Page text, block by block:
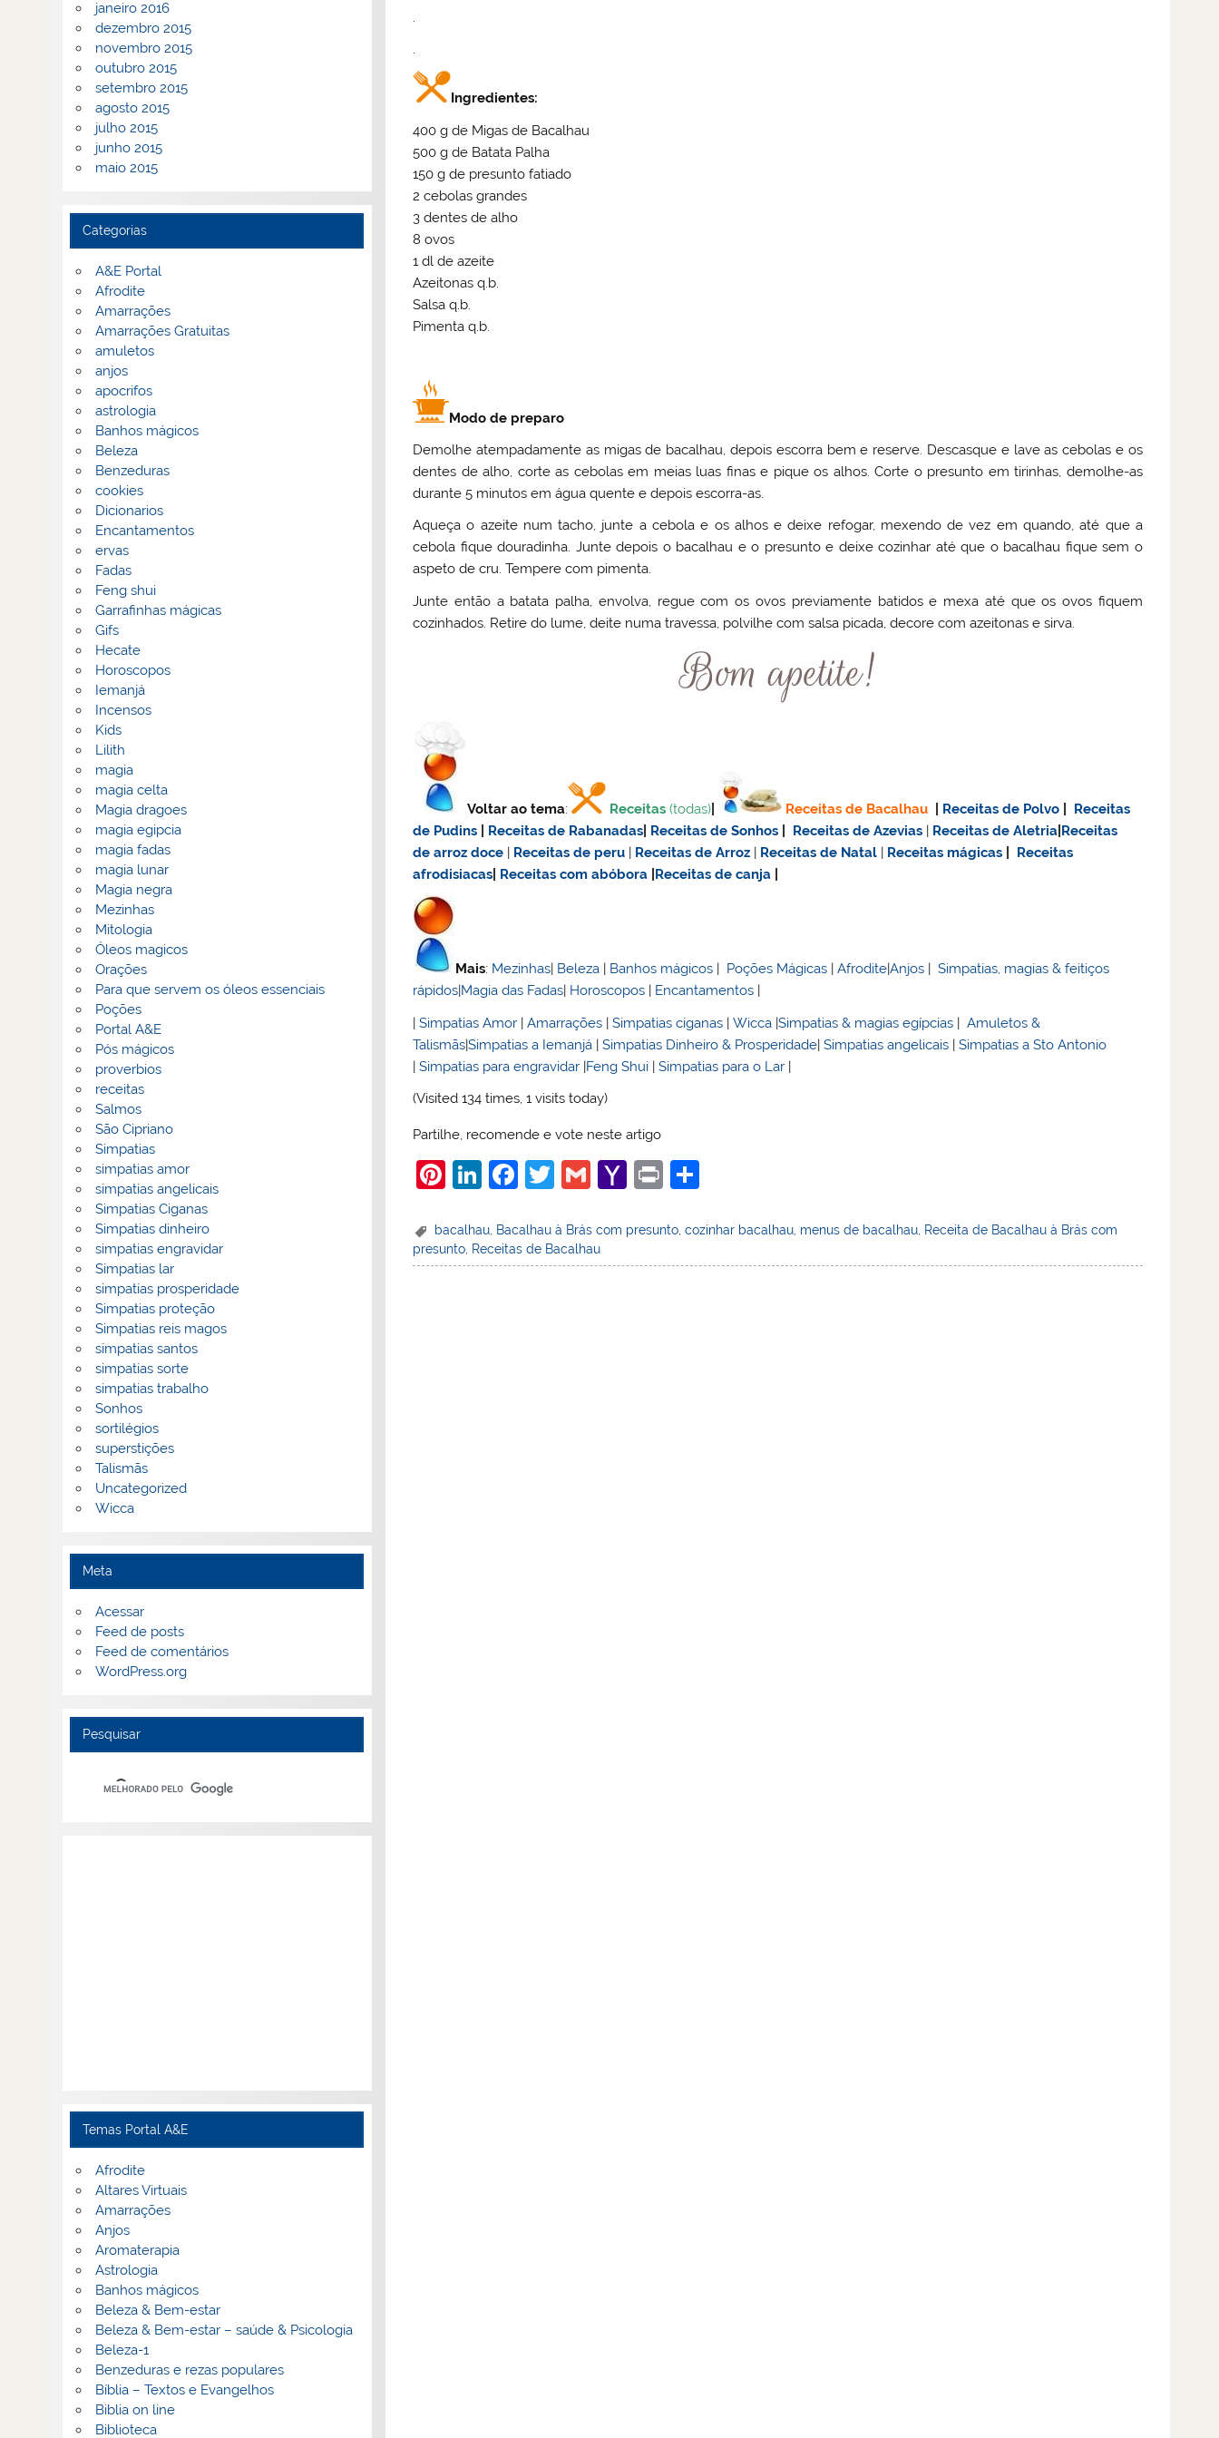
.
Ingredientes:
400 g de Migas de Bacalhau
500 g de Batata Palha
150 g de presunto fatiado
2 cebolas grandes
3 dentes de alho
8 ovos
1 dl de azeite
Azeitonas q.b.
Salsa q.b.
Pimenta q.b.
Modo de preparo
Demolhe atempadamente as migas de bacalhau, depois escorra bem e reserve. Descasque e lave as cebolas e os
dentes de alho, corte as cebolas em meias luas finas e pique os alhos. Corte o presunto em tirinhas, demolhe-as
durante 5 minutos em água quente e depois escorra-as.
Aqueça o azeite num tacho, junte a cebola e os alhos e deixe refogar, mexendo de vez em quando, até que a
cebola fique douradinha. Junte depois o bacalhau e o presunto e deixe cozinhar até que o bacalhau fique sem o
aspeto de cru. Tempere com pimenta.
Junte então a batata palha, envolva, regue com os ovos previamente batidos e mexa até que os ovos fiquem
cozinhados. Retire do lume, deite numa travessa, polvilhe com salsa picada, decore com azeitonas e sirva.
Voltar ao tema: Receitas (todas) Receitas de Bacalhau Receitas de Polvo
Receitas
de Pudins
Receitas de Rabanadas Receitas de Sonhos Receitas de Azevias | Receitas de Aletria Receitas
dearroz doce | Receitas de peru | Receitas de Arroz | Receitas de Natal | Receitas mágicas
Receitas
afrodisiacas Receitas com abóbora Receitas de canja
Mais: Mezinhas Beleza Banhos mágicos Poções Mágicas |Afrodite|Anjos |Simpatias, magias & feitiços
rápidos Magia das Fadas Horoscopos Encantamentos
|Simpatias Amor |Amarrações |Simpatias ciganas |Wicca |Simpatias & magias egípcias |Amuletos &
Talismãs|Simpatias a Iemanjá |Simpatias Dinheiro & Prosperidade|Simpatias angelicais |Simpatias a Sto Antonio
|Simpatias para engravidar |Feng Shui |Simpatias para o Lar |
(Visited 134 times, 1 visits today)
Partilhe, recomende e vote neste artigo
Pi
er
e
Li
k
e
F
c
e
T
itt
er
G
ai
l
Y
h
o
Pr
t
ar
e
bacalhau Bacalhau à Brás com presunto ,cozinhar bacalhau menus de bacalhau Receita de Bacalhau à Brás com
presunto, Receitas de Bacalhau
janeiro 2016
dezembro 2015
novembro 2015
outubro 2015
setembro 2015
agosto 2015
julho 2015
junho 2015
maio 2015
Categorias
A&E Portal
Afrodite
Amarrações
Amarrações Gratuitas
amuletos
anjos
apocrifos
astrologia
Banhos mágicos
Beleza
Benzeduras
cookies
Dicionarios
Encantamentos
ervas
Fadas
Feng shui
Garrafinhas mágicas
Gifs
Hecate
Horoscopos
Iemanjá
Incensos
Kids
Lilith
magia
magia celta
Magia dragoes
magia egipcia
magia fadas
magia lunar
Magia negra
Mezinhas
Mitologia
Óleos magicos
Orações
Para que servem os óleos essenciais
Poções
Portal A&E
Pós mágicos
proverbios
receitas
Salmos
São Cipriano
Simpatias
simpatias amor
simpatias angelicais
Simpatias Ciganas
Simpatias dinheiro
simpatias engravidar
Simpatias lar
simpatias prosperidade
Simpatias proteção
Simpatias reis magos
simpatias santos
simpatias sorte
simpatias trabalho
Sonhos
sortilégios
superstições
Talismãs
Uncategorized
Wicca
Meta
Acessar
Feed de posts
Feed de comentários
WordPress.org
Pesquisar
Temas Portal A&E
Afrodite
Altares Virtuais
Amarrações
Anjos
Aromaterapia
Astrologia
Banhos mágicos
Beleza & Bem-estar
Beleza & Bem-estar – saúde & Psicologia
Beleza-1
Benzeduras e rezas populares
Bíblia – Textos e Evangelhos
Biblia on line
Biblioteca